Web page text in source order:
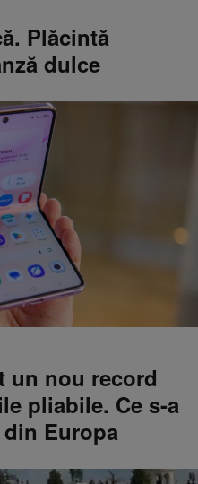
Plăcintă
dulce
un nou record
pliabile. Ce s-a
Europa